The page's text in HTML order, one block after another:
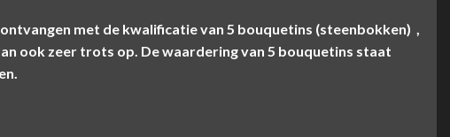
met de kwalificatie van 5 bouquetins (steenbokken) ,
ook zeer trots op. De waardering van 5 bouquetins staat